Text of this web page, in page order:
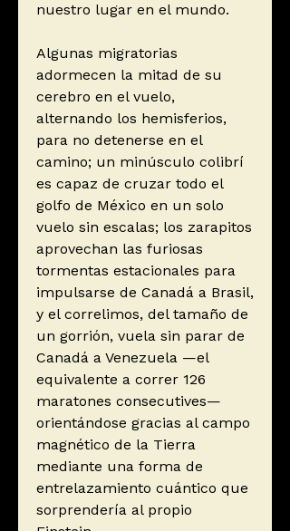
nuestro lugar en el mundo.
Algunas migratorias
adormecen la mitad de su
cerebro en el vuelo,
alternando los hemisferios,
para no detenerse en el
camino; un minúsculo colibrí
es capaz de cruzar todo el
golfo de México en un solo
vuelo sin escalas; los zarapitos
aprovechan las furiosas
tormentas estacionales para
impulsarse de Canadá a Brasil,
y el correlimos, del tamaño de
un gorrión, vuela sin parar de
Canadá a Venezuela —el
equivalente a correr 126
maratones consecutives—
orientándose gracias al campo
magnético de la Tierra
mediante una forma de
entrelazamiento cuántico que
sorprendería al propio